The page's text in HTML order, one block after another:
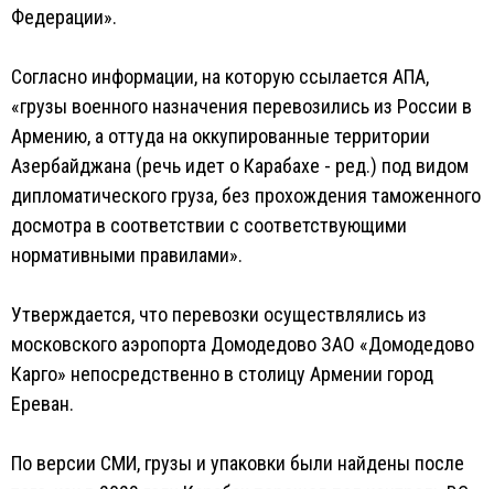
Федерации».
Согласно информации, на которую ссылается АПА,
«грузы военного назначения перевозились из России в
Армению, а оттуда на оккупированные территории
Азербайджана (речь идет о Карабахе - ред.) под видом
дипломатического груза, без прохождения таможенного
досмотра в соответствии с соответствующими
нормативными правилами».
Утверждается, что перевозки осуществлялись из
московского аэропорта Домодедово ЗАО «Домодедово
Карго» непосредственно в столицу Армении город
Ереван.
По версии СМИ, грузы и упаковки были найдены после